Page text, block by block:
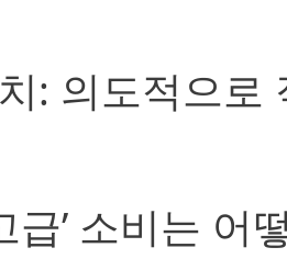
: 의도적으로
급’ 소비는 어